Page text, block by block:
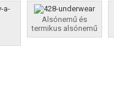
Alsónemű és
termikus alsónemű